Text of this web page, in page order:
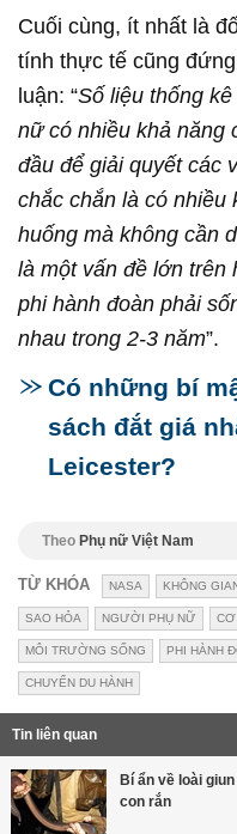
Cuối cùng, ít nhất là
tính thực tế cũng
luận: “Số liệu thống
nữ có nhiều khả năng
đầu để giải quyết các
chắc chắn là có nhiều
huống mà không cần
là một vấn đề lớn trên
phi hành đoàn phải
nhau trong 2-3 năm”.
Có những bí
sách đắt giá
Leicester?
Theo Phụ nữ Việt Nam
TỪ KHÓA NASA KHÔNG
SAO HỎA NGƯỜI PHỤ NỮ CƠ
MÔI TRƯỜNG SỐNG PHI HÀNH
CHUYẾN DU HÀNH
Tin liên quan
Bí ẩn về loài
con rắn